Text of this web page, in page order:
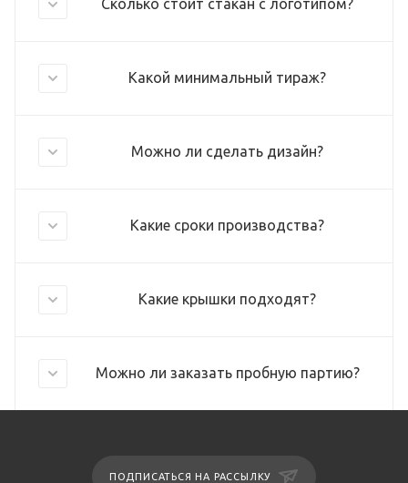
Сколько стоит стакан с логотипом?
Какой минимальный тираж?
Можно ли сделать дизайн?
Какие сроки производства?
Какие крышки подходят?
Можно ли заказать пробную партию?
ПОДПИСАТЬСЯ НА РАССЫЛКУ